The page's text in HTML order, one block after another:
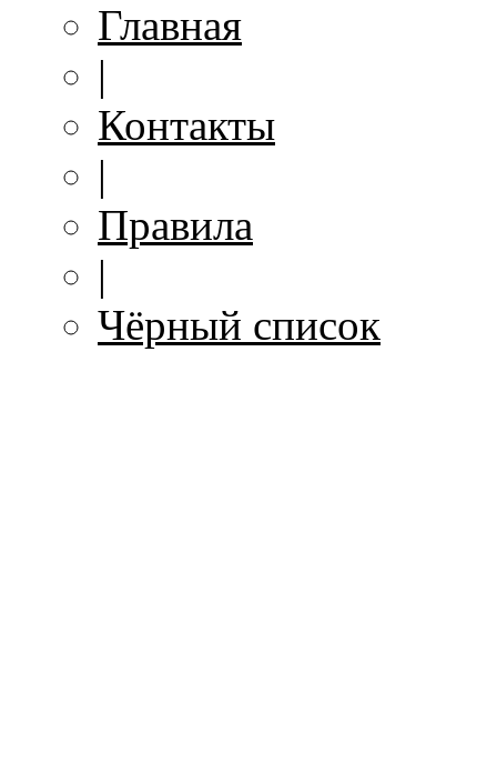
Главная
|
Контакты
|
Правила
|
Чёрный список